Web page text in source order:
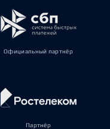
Официальный партнёр
Партнёр